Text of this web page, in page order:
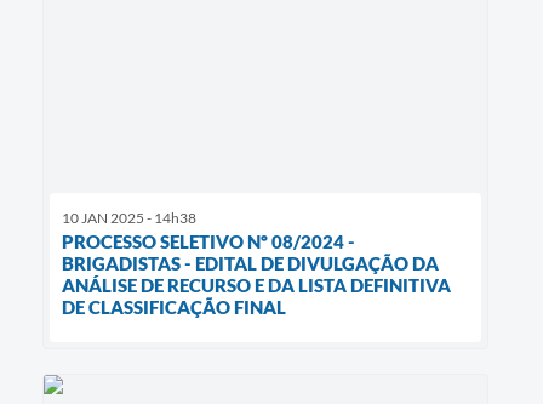
10 JAN 2025 - 14h38
PROCESSO SELETIVO Nº 08/2024 -
BRIGADISTAS - EDITAL DE DIVULGAÇÃO DA
ANÁLISE DE RECURSO E DA LISTA DEFINITIVA
DE CLASSIFICAÇÃO FINAL